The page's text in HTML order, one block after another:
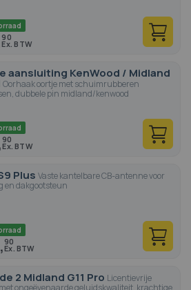
90
aansluiting KenWood / Midland
Oorhaak oortje met schuimrubberen
dubbele pin midland/kenwood
90
Plus Vaste kantelbare CB-antenne voor
en dakgootsteun
90
2 Midland G11 Pro Licentievrije
ongeëvenaarde geluidskwaliteit, krachtige